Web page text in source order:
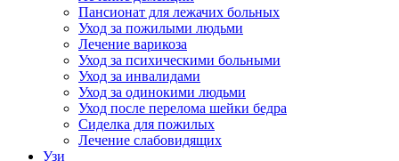
Пансионат для лежачих больных
Уход за пожилыми людьми
Лечение варикоза
Уход за психическими больными
Уход за инвалидами
Уход за одинокими людьми
Уход после перелома шейки бедра
Сиделка для пожилых
Лечение слабовидящих
Узи